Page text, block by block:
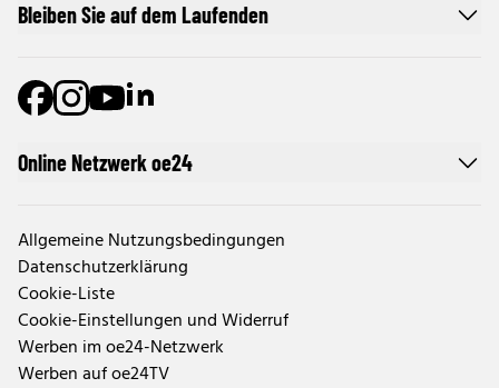
Online Netzwerk oe24
Allgemeine Nutzungsbedingungen
Datenschutzerklärung
Cookie-Liste
Cookie-Einstellungen und Widerruf
Werben im oe24-Netzwerk
Werben auf oe24TV
Bleiben Sie auf dem Laufenden